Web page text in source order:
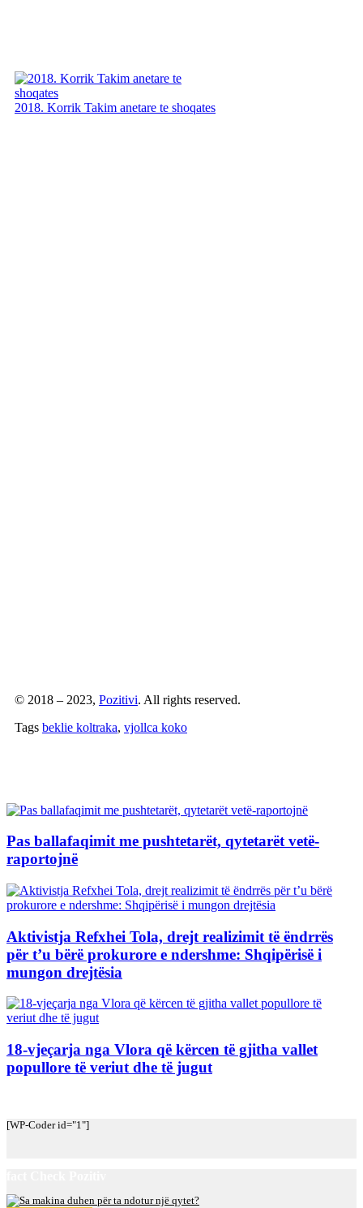
2018. Korrik Takim anetare te shoqates
© 2018 – 2023, Pozitivi. All rights reserved.
Tags beklie koltraka, vjollca koko
Pas ballafaqimit me pushtetarët, qytetarët vetë-
raportojnë
Aktivistja Refxhei Tola, drejt realizimit të ëndrrës
për t’u bërë prokurore e ndershme: Shqipërisë i
mungon drejtësia
18-vjeçarja nga Vlora që kërcen të gjitha vallet
popullore të veriut dhe të jugut
[WP-Coder id="1"]